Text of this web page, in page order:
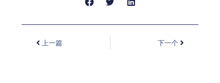
上一篇 下一个